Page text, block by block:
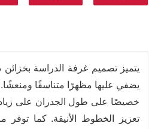
يتميز تصميم غرفة الدراسة
يضفي عليها مظهرًا متناسقًا
خصيصًا على طول الجدران على
تعزيز الخطوط الأنيقة. كما توفر